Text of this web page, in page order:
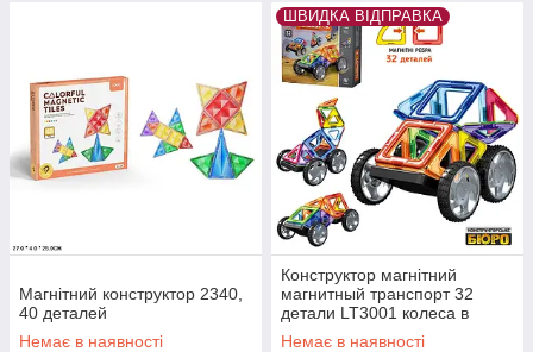
Магнітний конструктор 2340,
40 деталей
Немає в наявності
ШВИДКА ВІДПРАВКА
Конструктор магнітний
магнитный транспорт 32
детали LT3001 колеса в
комплекті
Немає в наявності